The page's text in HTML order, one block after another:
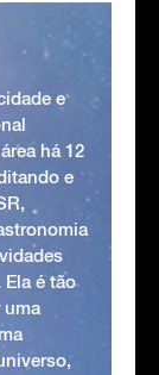
e
há 12
e
é tão
uma